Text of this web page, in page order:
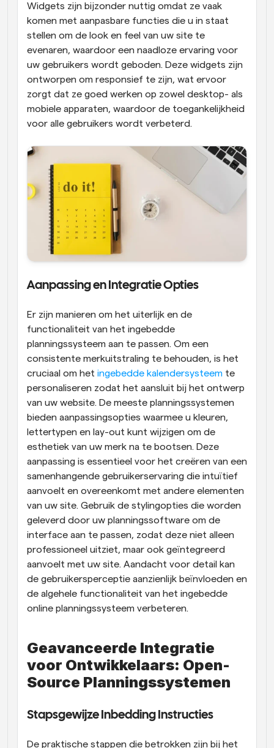
Widgets zijn bijzonder nuttig omdat ze vaak
komen met aanpasbare functies die u in staat
stellen om de look en feel van uw site te
evenaren, waardoor een naadloze ervaring voor
uw gebruikers wordt geboden. Deze widgets zijn
ontworpen om responsief te zijn, wat ervoor
zorgt dat ze goed werken op zowel desktop- als
mobiele apparaten, waardoor de toegankelijkheid
voor alle gebruikers wordt verbeterd.
Aanpassing en Integratie Opties
Er zijn manieren om het uiterlijk en de
functionaliteit van het ingebedde
planningssysteem aan te passen. Om een
consistente merkuitstraling te behouden, is het
cruciaal om het ingebedde kalendersysteem te
personaliseren zodat het aansluit bij het ontwerp
van uw website. De meeste planningssystemen
bieden aanpassingsopties waarmee u kleuren,
lettertypen en lay-out kunt wijzigen om de
esthetiek van uw merk na te bootsen. Deze
aanpassing is essentieel voor het creëren van een
samenhangende gebruikerservaring die intuïtief
aanvoelt en overeenkomt met andere elementen
van uw site. Gebruik de stylingopties die worden
geleverd door uw planningssoftware om de
interface aan te passen, zodat deze niet alleen
professioneel uitziet, maar ook geïntegreerd
aanvoelt met uw site. Aandacht voor detail kan
de gebruikersperceptie aanzienlijk beïnvloeden en
de algehele functionaliteit van het ingebedde
online planningssysteem verbeteren.
Geavanceerde Integratie
voor Ontwikkelaars: Open-
Source Planningssystemen
Stapsgewijze Inbedding Instructies
De praktische stappen die betrokken zijn bij het